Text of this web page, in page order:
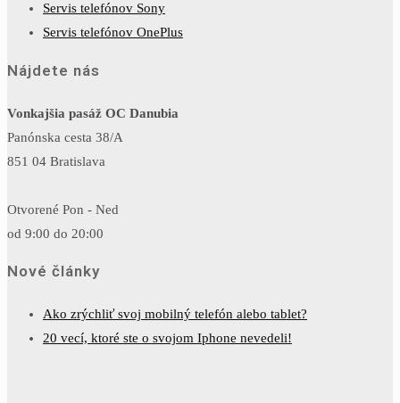
Servis telefónov Sony
Servis telefónov OnePlus
Nájdete nás
Vonkajšia pasáž OC Danubia
Panónska cesta 38/A
851 04 Bratislava
Otvorené Pon - Ned
od 9:00 do 20:00
Nové články
Ako zrýchliť svoj mobilný telefón alebo tablet?
20 vecí, ktoré ste o svojom Iphone nevedeli!